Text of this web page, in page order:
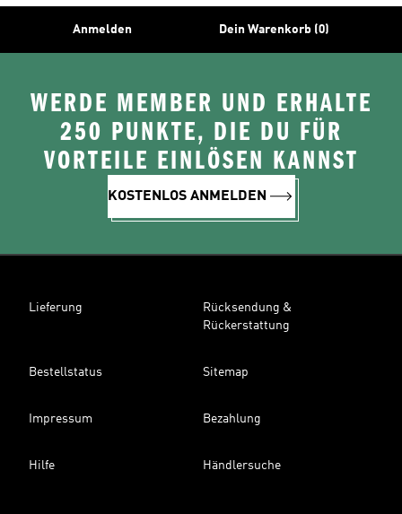
Anmelden Dein Warenkorb (0)
WERDE MEMBER UND ERHALTE
250 PUNKTE, DIE DU FÜR
VORTEILE EINLÖSEN KANNST
KOSTENLOS ANMELDEN
Lieferung
Rücksendung &
Rückerstattung
Bestellstatus Sitemap
Impressum Bezahlung
Hilfe Händlersuche